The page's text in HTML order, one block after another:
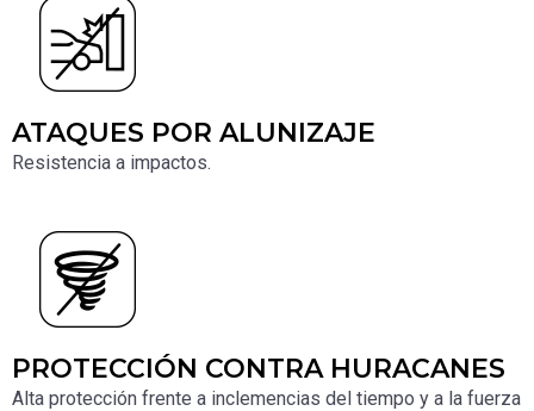
ATAQUES POR ALUNIZAJE
Resistencia a impactos.
PROTECCIÓN CONTRA HURACANES
Alta protección frente a inclemencias del tiempo y a la fuerza